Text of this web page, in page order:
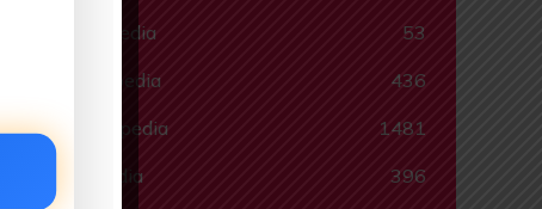
Hadispedia
53
Komikpedia
436
Muslimpedia
1481
Quispedia
396